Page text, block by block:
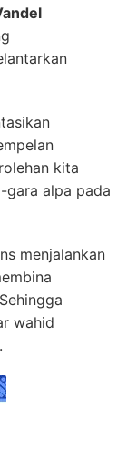
kita
gara alpa pada
menjalankan
wahid